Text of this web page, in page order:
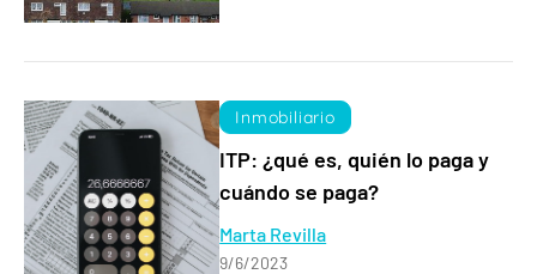
Inmobiliario
ITP: ¿qué es, quién lo paga y
cuándo se paga?
Marta Revilla
9/6/2023